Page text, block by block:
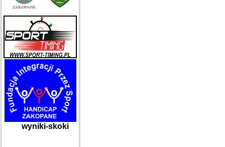
wyniki-skoki